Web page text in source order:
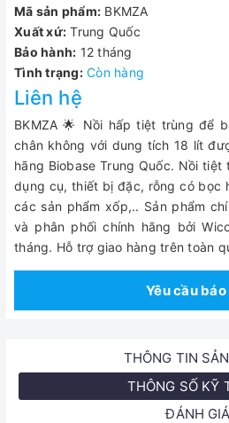
Mã sản phẩm: BKMZA
Xuất xứ: Trung Quốc
Bảo hành: 12 tháng
Tình trạng: Còn hàng
Liên hệ
BKMZA 🌟 Nồi hấp tiệt trùng để
chân không với dung tích 18 lít
hãng Biobase Trung Quốc. Nồi
dụng cụ, thiết bị đặc, rỗng có bọc
các sản phẩm xốp,.. Sản phẩm
và phân phối chính hãng bởi
tháng. Hỗ trợ giao hàng trên toàn
Yêu cầu
THÔNG TIN
THÔNG SỐ KỸ
ĐÁNH GIÁ